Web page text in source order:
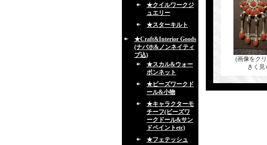
★クイルワークジ
ュエリー
★スターキルト
★Craft&Interior Goods
(ナバホ&ノンネイティ
ブ込)
★スカル&ウォー
ボンネット
★ビーズワークド
ール&小物
★キャラクターモ
チーフ(ビーズワ
ークドール&サン
ドペイントetc)
★フェテッシュ
(画像をク
きく見